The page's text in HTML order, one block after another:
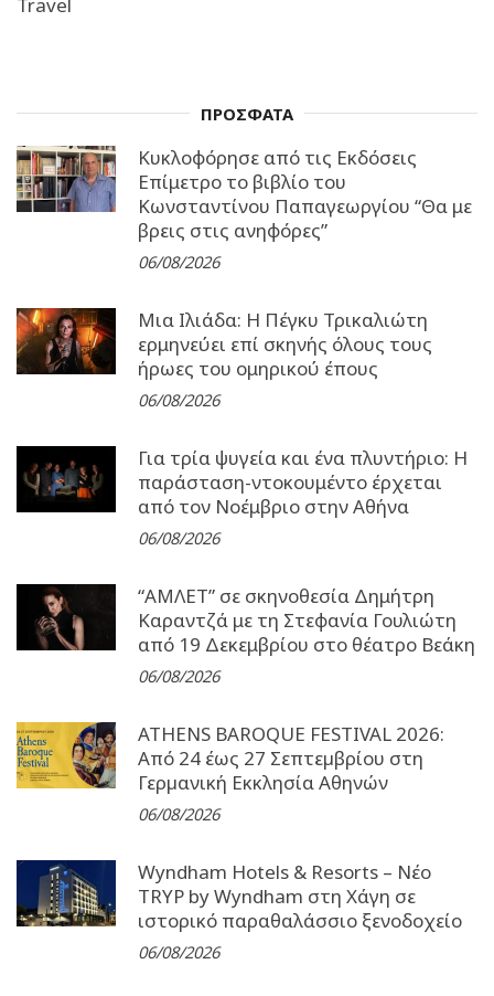
Travel
ΠΡΟΣΦΑΤΑ
Κυκλοφόρησε από τις Εκδόσεις
Επίμετρο το βιβλίο του
Κωνσταντίνου Παπαγεωργίου “Θα με
βρεις στις ανηφόρες”
06/08/2026
Μια Ιλιάδα: H Πέγκυ Τρικαλιώτη
ερμηνεύει επί σκηνής όλους τους
ήρωες του ομηρικού έπους
06/08/2026
Για τρία ψυγεία και ένα πλυντήριο: Η
παράσταση-ντοκουμέντο έρχεται
από τον Νοέμβριο στην Αθήνα
06/08/2026
“ΑΜΛΕΤ” σε σκηνοθεσία Δημήτρη
Καραντζά με τη Στεφανία Γουλιώτη
από 19 Δεκεμβρίου στο θέατρο Βεάκη
06/08/2026
ATHENS BAROQUE FESTIVAL 2026:
Από 24 έως 27 Σεπτεµβρίου στη
Γερµανική Εκκλησία Αθηνών
06/08/2026
Wyndham Hotels & Resorts – Νέο
TRYP by Wyndham στη Χάγη σε
ιστορικό παραθαλάσσιο ξενοδοχείο
06/08/2026